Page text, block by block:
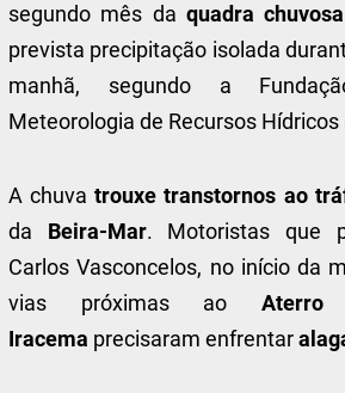
segundo mês da quadra
prevista precipitação isolada
manhã, segundo a
Meteorologia de Recursos Hídricos
A chuvatrouxe transtornos ao
da Beira-Mar. Motoristas que
Carlos Vasconcelos, no início da
vias próximas ao Aterro
Iracema precisaram enfrentar